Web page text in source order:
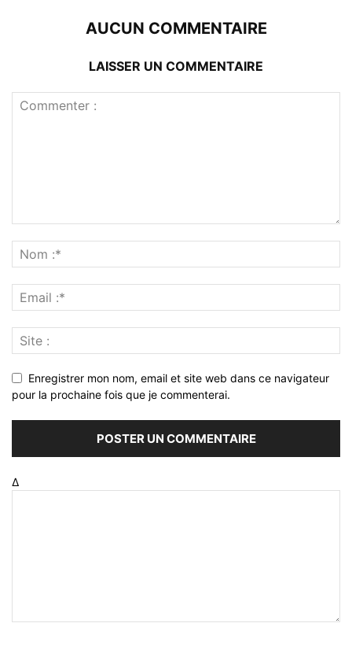
AUCUN COMMENTAIRE
LAISSER UN COMMENTAIRE
Enregistrer mon nom, email et site web dans ce navigateur
pour la prochaine fois que je commenterai.
Δ